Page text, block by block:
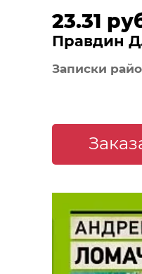
23.31
Правдин
Записки